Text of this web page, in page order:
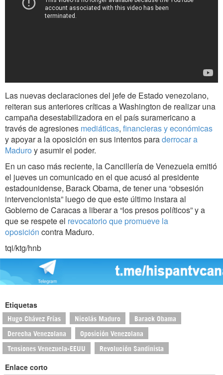
Las nuevas declaraciones del jefe de Estado venezolano,
reiteran sus anteriores críticas a Washington de realizar una
campaña desestabilizadora en el país suramericano a
través de agresiones mediáticas, financieras y económicas
y apoyar a la oposición en sus intentos paraderrocar a
Maduro y asumir el poder.
En un caso más reciente, la Cancillería de Venezuela emitió
el jueves un comunicado en el que acusó al presidente
estadounidense, Barack Obama, de tener una “obsesión
intervencionista” luego de que este último instara al
Gobierno de Caracas a liberar a “los presos políticos” y a
que se respete el revocatorio que promueve la
oposición contra Maduro.
tqi/ktg/hnb
Etiquetas
Hugo Chávez Frías Nicolás Maduro Barack Obama
Derecha Venezolana Oposición Venezolana
Tensiones Venezuela-EEUU Revolución Sandinista
Enlace corto